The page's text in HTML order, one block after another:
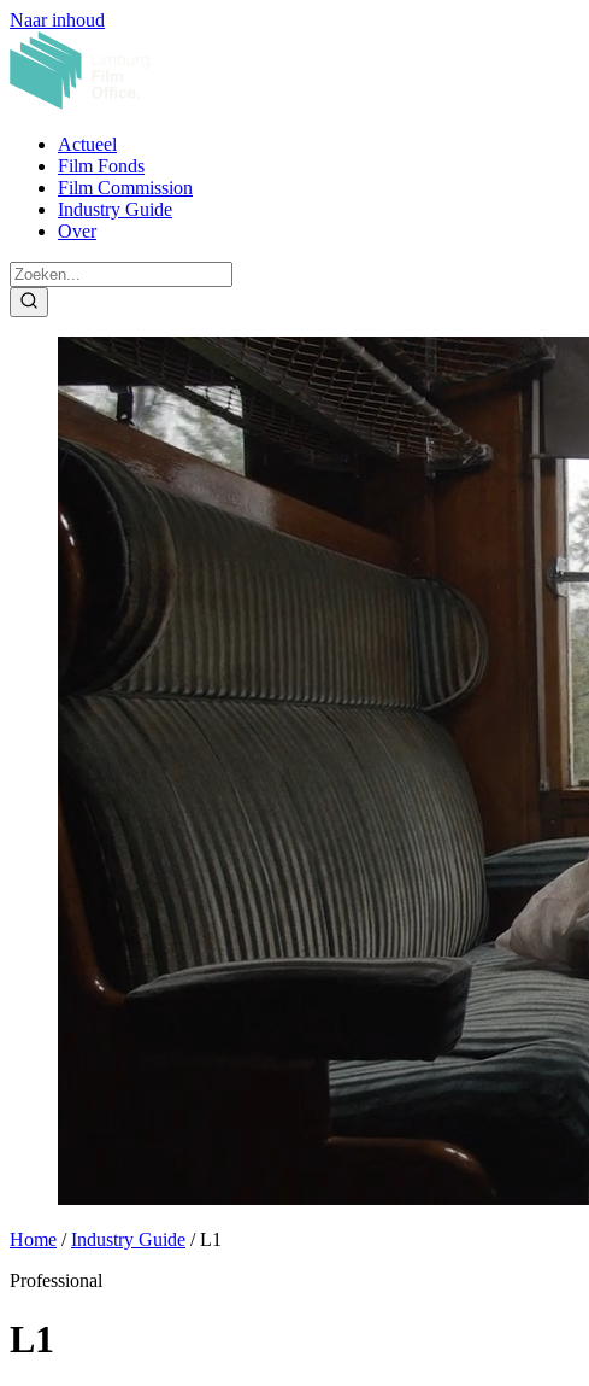
Naar inhoud
Actueel
Film Fonds
Film Commission
Industry Guide
Over
Home / Industry Guide / L1
Professional
L1